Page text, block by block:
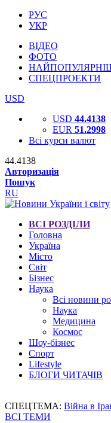
РУС
УКР
ВІДЕО
ФОТО
СПЕЦПРОЕКТИ
USD
USD 44.4138
EUR 51.2998
Всі курси валют
44.4138
Авторизація
Пошук
RU
ВСІ РОЗДІЛИ
Головна
Україна
Місто
Світ
Бізнес
Наука
Всі новини
Наука
Медицина
Космос
Шоу-бізнес
Спорт
Lifestyle
БЛОГИ ЧИТАЧІВ
СПЕЦТЕМА: Війна в
ВСІ ТЕМИ